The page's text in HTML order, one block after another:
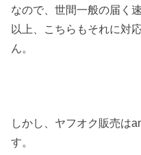
なので、世間一般の届く
以上、こちらもそれに対
ん。
しかし、ヤフオク販売は
す。